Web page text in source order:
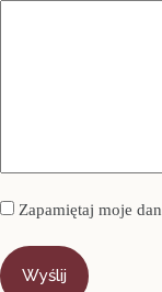
Zapamiętaj moje
Wyślij